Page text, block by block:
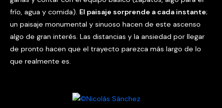
frío, agua y comida). El paisaje sorprende a cada instante;
un paisaje monumental y sinuoso hacen de este ascenso
algo de gran interés. Las distancias y la ansiedad por llegar
de pronto hacen que el trayecto parezca más largo de lo
que realmente es.